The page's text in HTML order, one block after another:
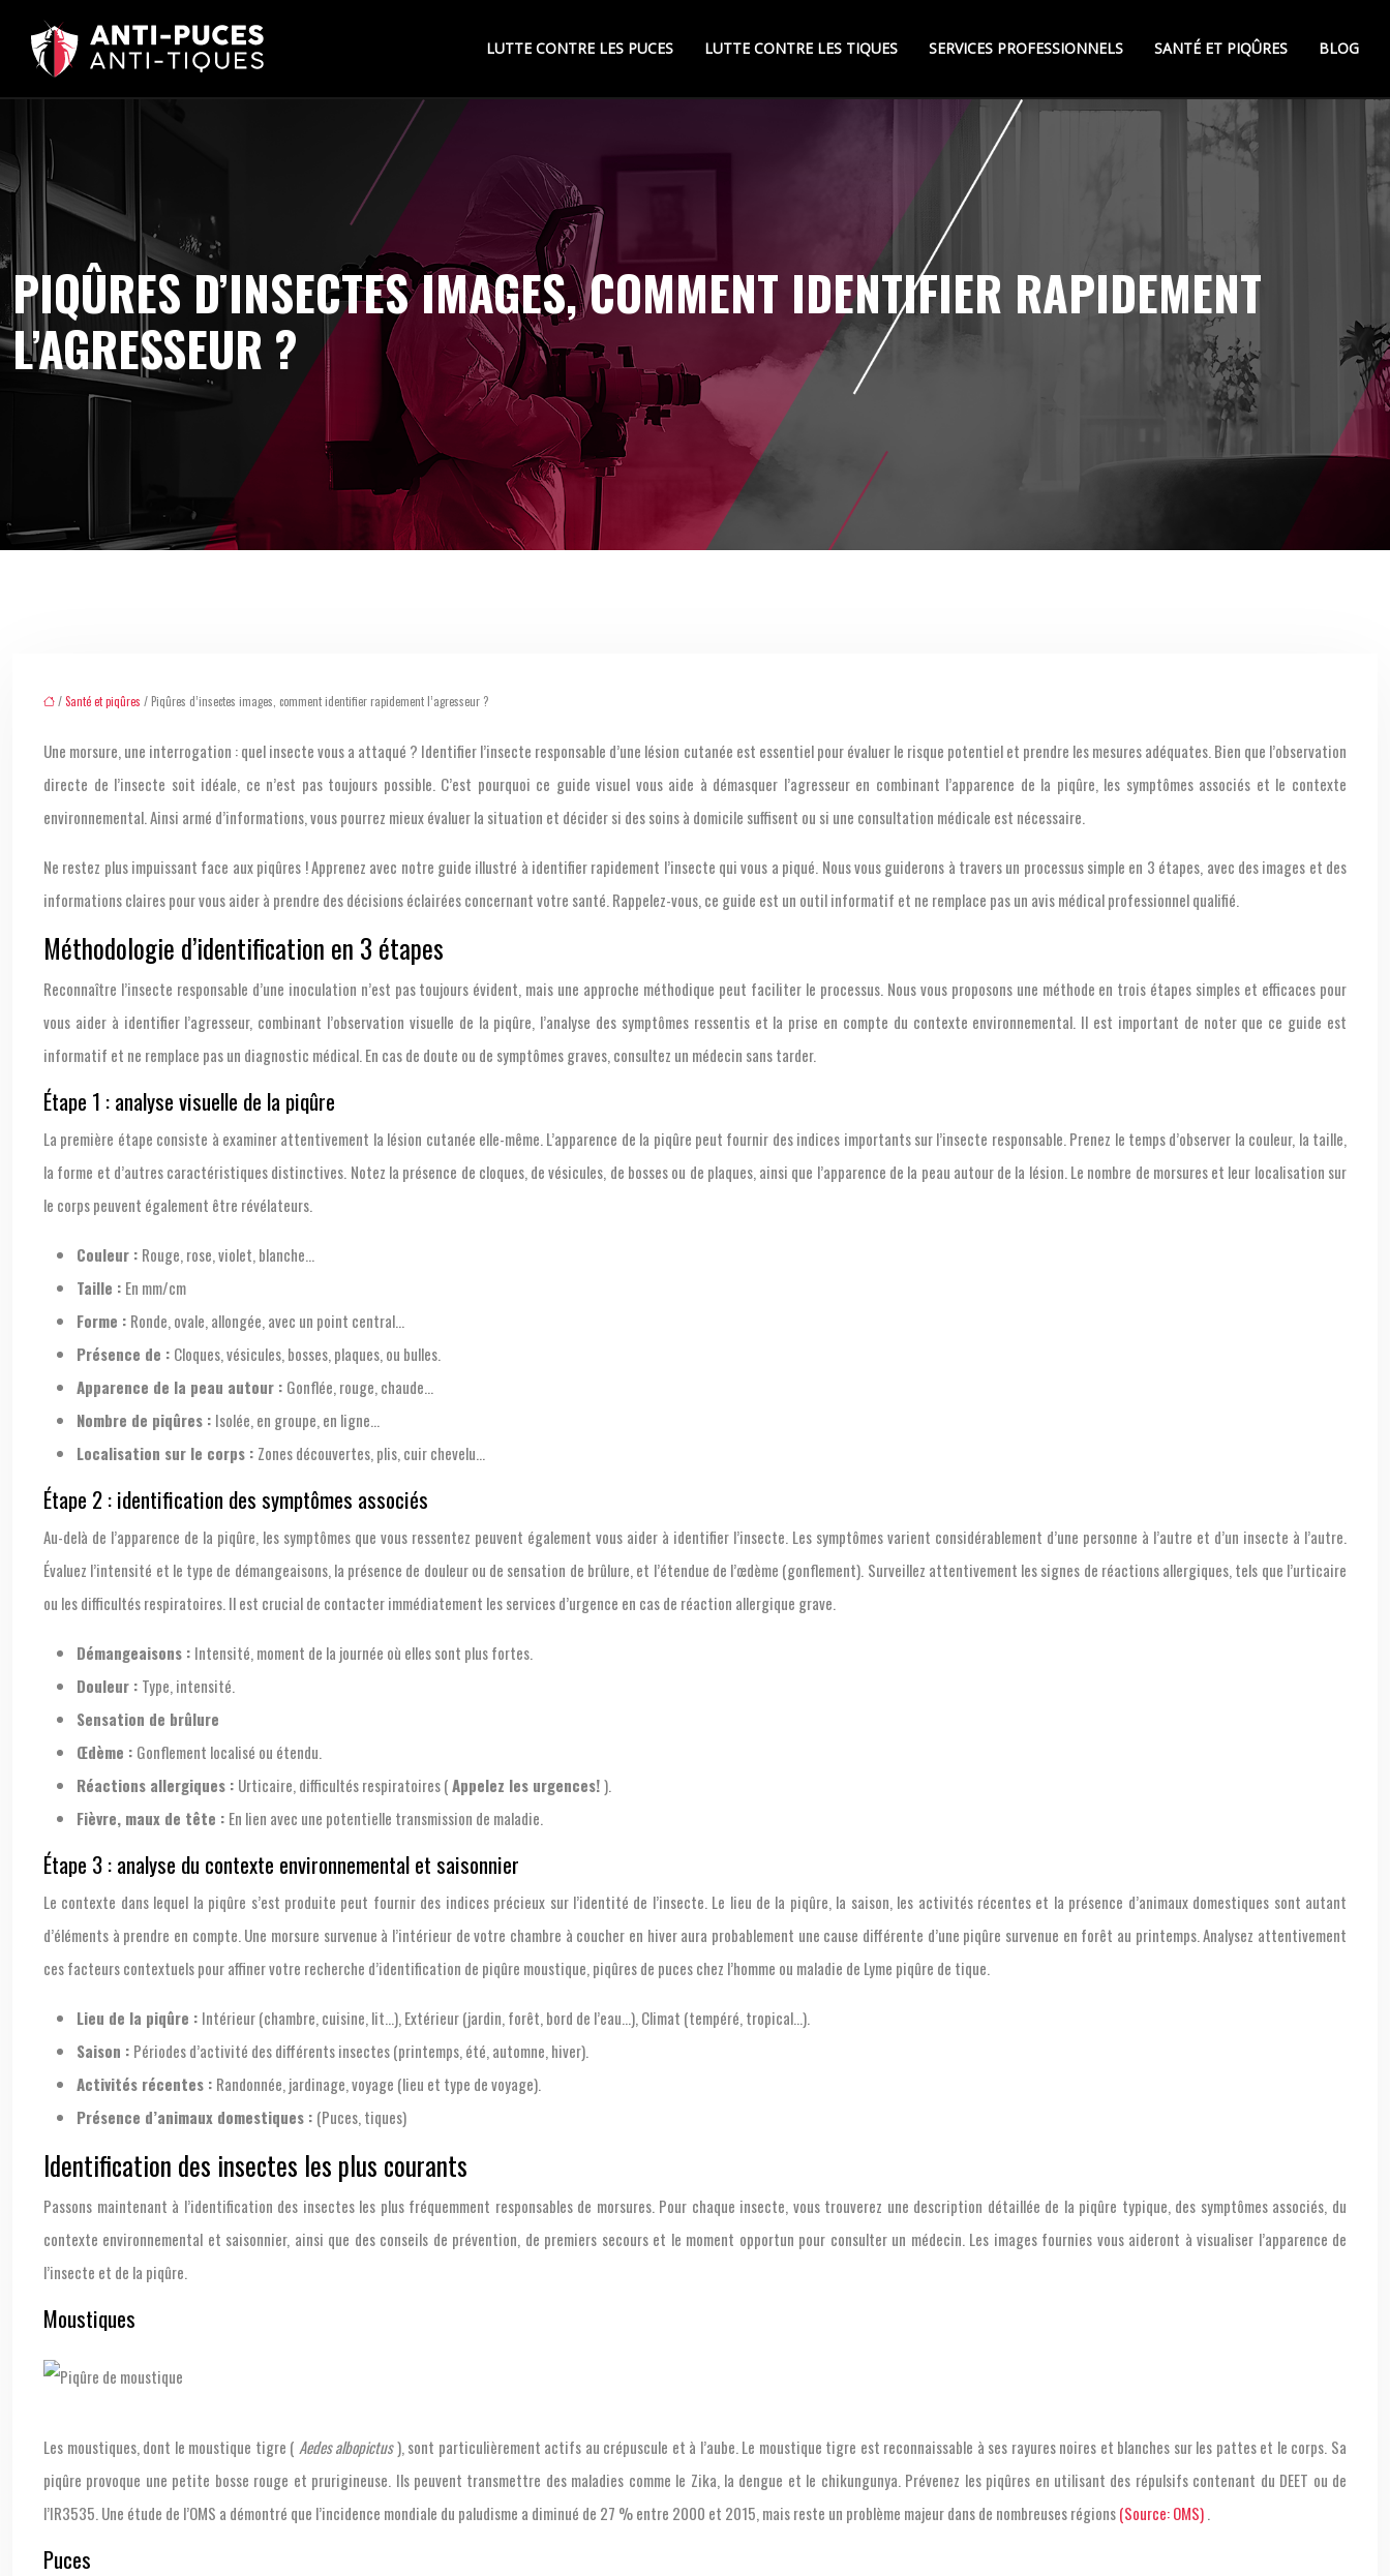
LUTTE CONTRE LES PUCES LUTTE CONTRE LES TIQUES SERVICES PROFESSIONNELS SANTÉ ET PIQÛRES BLOG
PIQÛRES D’INSECTES IMAGES, COMMENT IDENTIFIER RAPIDEMENT
L’AGRESSEUR ?
/Santé et piqûres / Piqûres d’insectes images, comment identifier rapidement l’agresseur ?
Une morsure, une interrogation : quel insecte vous a attaqué ? Identifier l’insecte responsable d’une lésion cutanée est essentiel pour évaluer le risque potentiel et prendre les mesures adéquates. Bien que l’observation
directe de l’insecte soit idéale, ce n’est pas toujours possible. C’est pourquoi ce guide visuel vous aide à démasquer l’agresseur en combinant l’apparence de la piqûre, les symptômes associés et le contexte
environnemental. Ainsi armé d’informations, vous pourrez mieux évaluer la situation et décider si des soins à domicile suffisent ou si une consultation médicale est nécessaire.
Ne restez plus impuissant face aux piqûres ! Apprenez avec notre guide illustré à identifier rapidement l’insecte qui vous a piqué. Nous vous guiderons à travers un processus simple en 3 étapes, avec des images et des
informations claires pour vous aider à prendre des décisions éclairées concernant votre santé. Rappelez-vous, ce guide est un outil informatif et ne remplace pas un avis médical professionnel qualifié.
Méthodologie d’identification en 3 étapes
Reconnaître l’insecte responsable d’une inoculation n’est pas toujours évident, mais une approche méthodique peut faciliter le processus. Nous vous proposons une méthode en trois étapes simples et efficaces pour
vous aider à identifier l’agresseur, combinant l’observation visuelle de la piqûre, l’analyse des symptômes ressentis et la prise en compte du contexte environnemental. Il est important de noter que ce guide est
informatif et ne remplace pas un diagnostic médical. En cas de doute ou de symptômes graves, consultez un médecin sans tarder.
Étape 1 : analyse visuelle de la piqûre
La première étape consiste à examiner attentivement la lésion cutanée elle-même. L’apparence de la piqûre peut fournir des indices importants sur l’insecte responsable. Prenez le temps d’observer la couleur, la taille,
la forme et d’autres caractéristiques distinctives. Notez la présence de cloques, de vésicules, de bosses ou de plaques, ainsi que l’apparence de la peau autour de la lésion. Le nombre de morsures et leur localisation sur
le corps peuvent également être révélateurs.
Couleur : Rouge, rose, violet, blanche…
Taille : En mm/cm
Forme : Ronde, ovale, allongée, avec un point central…
Présence de : Cloques, vésicules, bosses, plaques, ou bulles.
Apparence de la peau autour : Gonflée, rouge, chaude…
Nombre de piqûres : Isolée, en groupe, en ligne…
Localisation sur le corps : Zones découvertes, plis, cuir chevelu…
Étape 2 : identification des symptômes associés
Au-delà de l’apparence de la piqûre, les symptômes que vous ressentez peuvent également vous aider à identifier l’insecte. Les symptômes varient considérablement d’une personne à l’autre et d’un insecte à l’autre.
Évaluez l’intensité et le type de démangeaisons, la présence de douleur ou de sensation de brûlure, et l’étendue de l’œdème (gonflement). Surveillez attentivement les signes de réactions allergiques, tels que l’urticaire
ou les difficultés respiratoires. Il est crucial de contacter immédiatement les services d’urgence en cas de réaction allergique grave.
Démangeaisons : Intensité, moment de la journée où elles sont plus fortes.
Douleur : Type, intensité.
Sensation de brûlure
Œdème : Gonflement localisé ou étendu.
Réactions allergiques : Urticaire, difficultés respiratoires (Appelez les urgences!).
Fièvre, maux de tête : En lien avec une potentielle transmission de maladie.
Étape 3 : analyse du contexte environnemental et saisonnier
Le contexte dans lequel la piqûre s’est produite peut fournir des indices précieux sur l’identité de l’insecte. Le lieu de la piqûre, la saison, les activités récentes et la présence d’animaux domestiques sont autant
d’éléments à prendre en compte. Une morsure survenue à l’intérieur de votre chambre à coucher en hiver aura probablement une cause différente d’une piqûre survenue en forêt au printemps. Analysez attentivement
ces facteurs contextuels pour affiner votre recherche d’identification de piqûre moustique, piqûres de puces chez l’homme ou maladie de Lyme piqûre de tique.
Lieu de la piqûre : Intérieur (chambre, cuisine, lit…), Extérieur (jardin, forêt, bord de l’eau…), Climat (tempéré, tropical…).
Saison : Périodes d’activité des différents insectes (printemps, été, automne, hiver).
Activités récentes : Randonnée, jardinage, voyage (lieu et type de voyage).
Présence d’animaux domestiques : (Puces, tiques)
Identification des insectes les plus courants
Passons maintenant à l’identification des insectes les plus fréquemment responsables de morsures. Pour chaque insecte, vous trouverez une description détaillée de la piqûre typique, des symptômes associés, du
contexte environnemental et saisonnier, ainsi que des conseils de prévention, de premiers secours et le moment opportun pour consulter un médecin. Les images fournies vous aideront à visualiser l’apparence de
l’insecte et de la piqûre.
Moustiques
Les moustiques, dont le moustique tigre ( Aedes albopictus), sont particulièrement actifs au crépuscule et à l’aube. Le moustique tigre est reconnaissable à ses rayures noires et blanches sur les pattes et le corps. Sa
piqûre provoque une petite bosse rouge et prurigineuse. Ils peuvent transmettre des maladies comme le Zika, la dengue et le chikungunya. Prévenez les piqûres en utilisant des répulsifs contenant du DEET ou de
l’IR3535. Une étude de l’OMS a démontré que l’incidence mondiale du paludisme a diminué de 27 % entre 2000 et 2015, mais reste un problème majeur dans de nombreuses régions(Source: OMS).
Puces